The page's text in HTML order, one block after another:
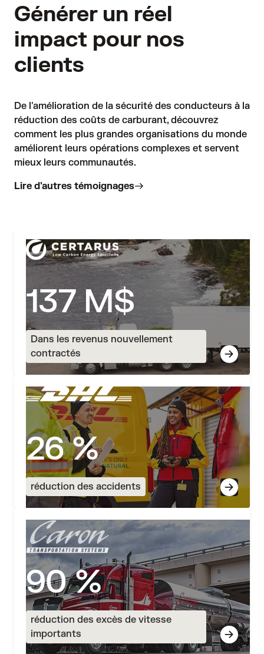
Générer un réel
impact pour nos
clients
De l'amélioration de la sécurité des conducteurs à la
réduction des coûts de carburant, découvrez
comment les plus grandes organisations du monde
améliorent leurs opérations complexes et servent
mieux leurs communautés.
Lire d'autres témoignages
137 M$
Dans les revenus nouvellement
contractés
26 %
réduction des accidents
90 %
réduction des excès de vitesse
importants